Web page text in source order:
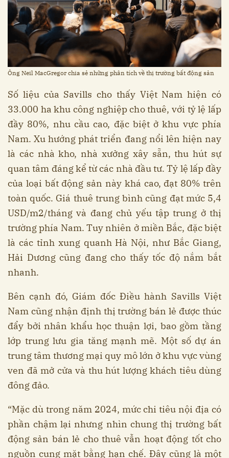
Ông Neil MacGregor chia sẻ những phân tích về thị trường bất động sản
Số liệu của Savills cho thấy Việt Nam hiện có
33.000 ha khu công nghiệp cho thuê, với tỷ lệ lấp
đầy 80%, nhu cầu cao, đặc biệt ở khu vực phía
Nam. Xu hướng phát triển đang nổi lên hiện nay
là các nhà kho, nhà xưởng xây sẵn, thu hút sự
quan tâm đáng kể từ các nhà đầu tư. Tỷ lệ lấp đầy
của loại bất động sản này khá cao, đạt 80% trên
toàn quốc. Giá thuê trung bình cũng đạt mức 5,4
USD/m2/tháng và đang chủ yếu tập trung ở thị
trường phía Nam. Tuy nhiên ở miền Bắc, đặc biệt
là các tỉnh xung quanh Hà Nội, như Bắc Giang,
Hải Dương cũng đang cho thấy tốc độ nắm bắt
nhanh.
Bên cạnh đó, Giám đốc Điều hành Savills Việt
Nam cũng nhận định thị trường bán lẻ được thúc
đẩy bởi nhân khẩu học thuận lợi, bao gồm tầng
lớp trung lưu gia tăng mạnh mẽ. Một số dự án
trung tâm thương mại quy mô lớn ở khu vực vùng
ven đã mở cửa và thu hút lượng khách tiêu dùng
đông đảo.
“Mặc dù trong năm 2024, mức chi tiêu nội địa có
phần chậm lại nhưng nhìn chung thị trường bất
động sản bán lẻ cho thuê vẫn hoạt động tốt cho
nguồn cung mặt bằng hạn chế. Đây cũng là một